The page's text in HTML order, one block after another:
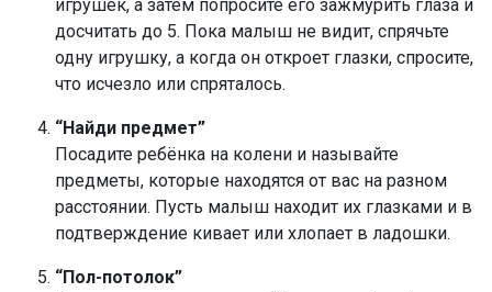
игрушек, а затем попросите его зажмурить глаза и
досчитать до 5. Пока малыш не видит, спрячьте
одну игрушку, а когда он откроет глазки, спросите,
что исчезло или спряталось.
“Найди предмет”
Посадите ребёнка на колени и называйте
предметы, которые находятся от вас на разном
расстоянии. Пусть малыш находит их глазками и в
подтверждение кивает или хлопает в ладошки.
“Пол-потолок”